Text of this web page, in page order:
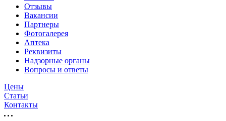
Отзывы
Вакансии
Партнеры
Фотогалерея
Аптека
Реквизиты
Надзорные органы
Вопросы и ответы
Цены
Статьи
Контакты